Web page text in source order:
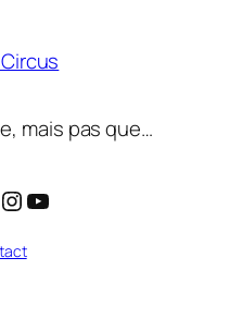
mais pas que…
Instagram
YouTube